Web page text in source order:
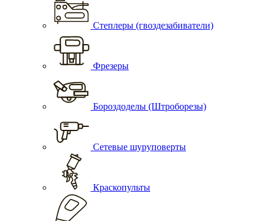
Степлеры (гвоздезабиватели)
Фрезеры
Бороздоделы (Штроборезы)
Сетевые шуруповерты
Краскопульты